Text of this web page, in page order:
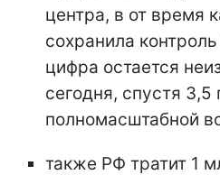
центра, в от время
сохранила
цифра остается
сегодня, спустя 3,5
полномасштабной
также РФ тратит 1